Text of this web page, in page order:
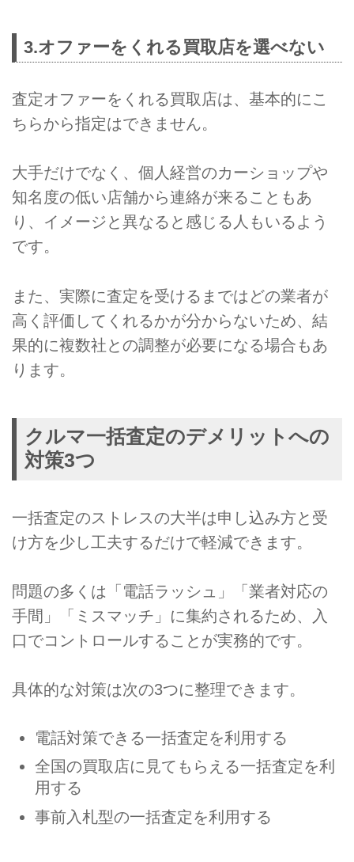
3.オファーをくれる買取店を選べない
査定オファーをくれる買取店は、基本的にこ
ちらから指定はできません。
大手だけでなく、個人経営のカーショップや
知名度の低い店舗から連絡が来ることもあ
り、イメージと異なると感じる人もいるよう
です。
また、実際に査定を受けるまではどの業者が
高く評価してくれるかが分からないため、結
果的に複数社との調整が必要になる場合もあ
ります。
クルマ一括査定のデメリットへの
対策3つ
一括査定のストレスの大半は申し込み方と受
け方を少し工夫するだけで軽減できます。
問題の多くは「電話ラッシュ」「業者対応の
手間」「ミスマッチ」に集約されるため、入
口でコントロールすることが実務的です。
具体的な対策は次の3つに整理できます。
電話対策できる一括査定を利用する
全国の買取店に見てもらえる一括査定を利
用する
事前入札型の一括査定を利用する